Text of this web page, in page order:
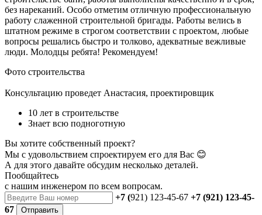
без нареканий. Особо отметим отличную профессиональную
работу слаженной строительной бригады. Работы велись в
штатном режиме в строгом соответствии с проектом, любые
вопросы решались быстро и толково, адекватные вежливые
люди. Молодцы ребята! Рекомендуем!
Фото строительства
Консультацию проведет Анастасия, проектировщик
10 лет в строительстве
Знает всю подноготную
Вы хотите собственный проект?
Мы с удовольствием спроектируем его для Вас 😊
А для этого давайте обсудим несколько деталей.
Пообщайтесь
с нашим инженером по всем вопросам.
+7 (921) 123-45-67 +7 (921) 123-45-
67
Отправить